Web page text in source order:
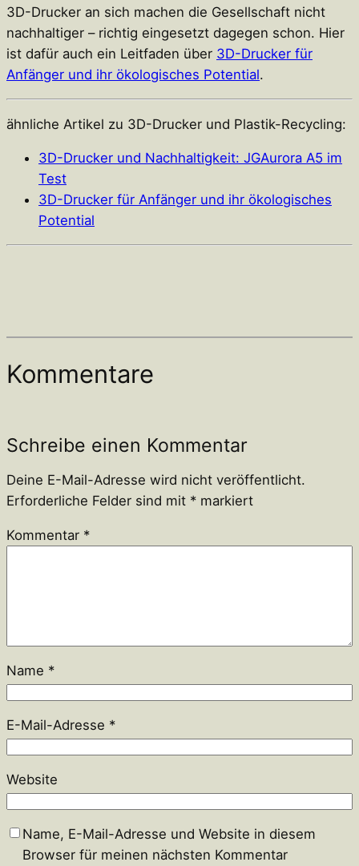
3D-Drucker an sich machen die Gesellschaft nicht
nachhaltiger – richtig eingesetzt dagegen schon. Hier
ist dafür auch ein Leitfaden über 3D-Drucker für
Anfänger und ihr ökologisches Potential.
ähnliche Artikel zu 3D-Drucker und Plastik-Recycling:
3D-Drucker und Nachhaltigkeit: JGAurora A5 im
Test
3D-Drucker für Anfänger und ihr ökologisches
Potential
Kommentare
Schreibe einen Kommentar
Deine E-Mail-Adresse wird nicht veröffentlicht.
Erforderliche Felder sind mit * markiert
Kommentar *
Name *
E-Mail-Adresse *
Website
Name, E-Mail-Adresse und Website in diesem
Browser für meinen nächsten Kommentar